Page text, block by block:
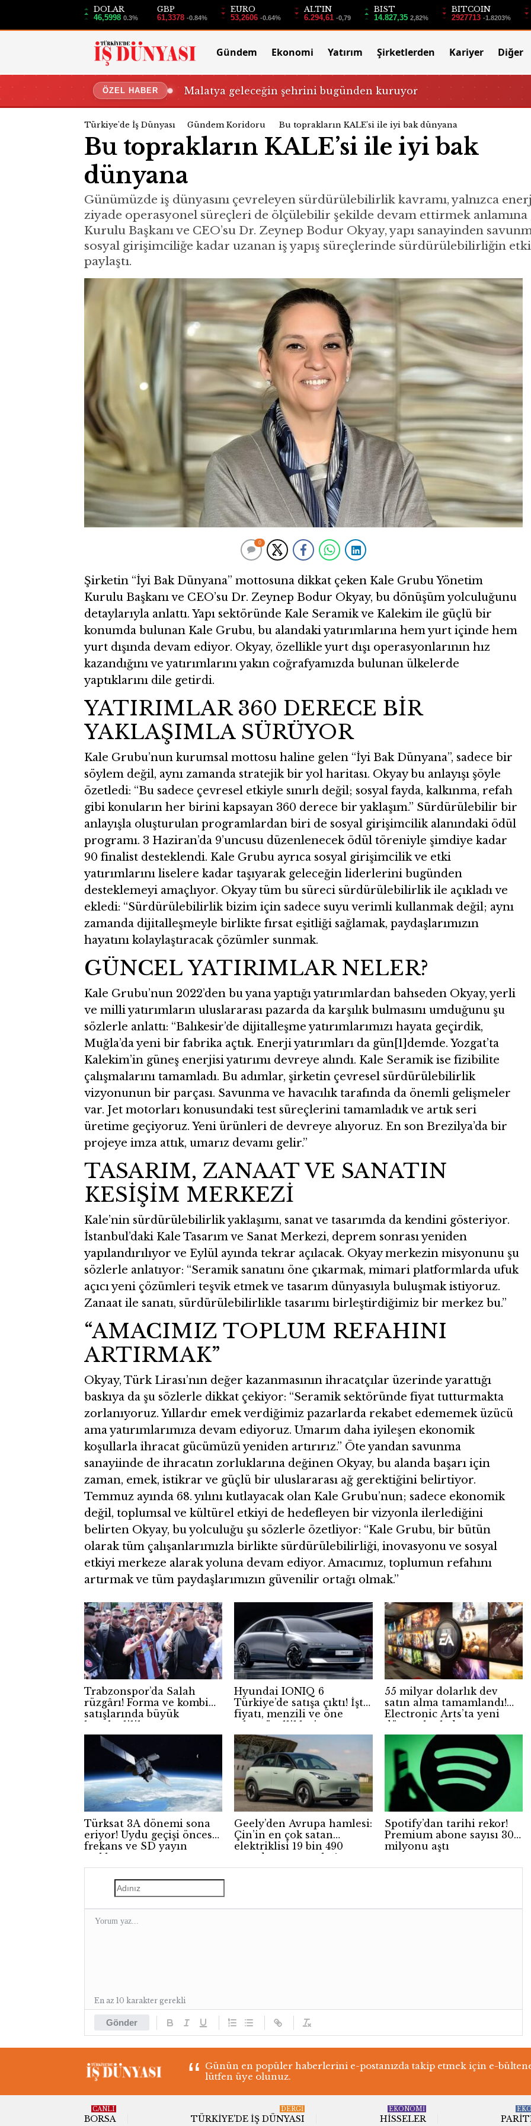
DOLAR
46,5998 0.3%
GBP
61,3378 -0.84%
EURO
53,2606 -0.64%
ALTIN
6.294,61 -0,79
BIST
14.827,35 2,82%
BITCOIN
2927713 -1.8203%
Gündem Ekonomi Yatırım Şirketlerden Kariyer Diğer
ÖZEL HABER Malatya geleceğin şehrini bugünden kuruyor
Türkiye'de İş Dünyası Gündem Koridoru Bu toprakların KALE’si ile iyi bak dünyana
Bu toprakların KALE’si ile iyi bak
dünyana
Günümüzde iş dünyasını çevreleyen sürdürülebilirlik kavramı, yalnızca
ziyade operasyonel süreçleri de ölçülebilir şekilde devam ettirmek
Kurulu Başkanı ve CEO’su Dr. Zeynep Bodur Okyay, yapı sanayinden
sosyal girişimciliğe kadar uzanan iş yapış süreçlerinde sürdürülebilirliğin
paylaştı.
0
Şirketin “İyi Bak Dünyana” mottosuna dikkat çeken Kale Grubu Yönetim
Kurulu Başkanı ve CEO’su Dr. Zeynep Bodur Okyay, bu dönüşüm yolculuğunu
detaylarıyla anlattı. Yapı sektöründe Kale Seramik ve Kalekim ile güçlü bir
konumda bulunan Kale Grubu, bu alandaki yatırımlarına hem yurt içinde hem
yurt dışında devam ediyor. Okyay, özellikle yurt dışı operasyonlarının hız
kazandığını ve yatırımlarını yakın coğrafyamızda bulunan ülkelerde
yaptıklarını dile getirdi.
YATIRIMLAR 360 DERECE BİR
YAKLAŞIMLA SÜRÜYOR
Kale Grubu’nun kurumsal mottosu haline gelen “İyi Bak Dünyana”, sadece bir
söylem değil, aynı zamanda stratejik bir yol haritası. Okyay bu anlayışı şöyle
özetledi: “Bu sadece çevresel etkiyle sınırlı değil; sosyal fayda, kalkınma, refah
gibi konuların her birini kapsayan 360 derece bir yaklaşım.” Sürdürülebilir bir
anlayışla oluşturulan programlardan biri de sosyal girişimcilik alanındaki ödül
programı. 3 Haziran’da 9’uncusu düzenlenecek ödül töreniyle şimdiye kadar
90 finalist desteklendi. Kale Grubu ayrıca sosyal girişimcilik ve etki
yatırımlarını liselere kadar taşıyarak geleceğin liderlerini bugünden
desteklemeyi amaçlıyor. Okyay tüm bu süreci sürdürülebilirlik ile açıkladı ve
ekledi: “Sürdürülebilirlik bizim için sadece suyu verimli kullanmak değil; aynı
zamanda dijitalleşmeyle birlikte fırsat eşitliği sağlamak, paydaşlarımızın
hayatını kolaylaştıracak çözümler sunmak.
GÜNCEL YATIRIMLAR NELER?
Kale Grubu’nun 2022’den bu yana yaptığı yatırımlardan bahseden Okyay, yerli
ve milli yatırımların uluslararası pazarda da karşılık bulmasını umduğunu şu
sözlerle anlattı: “Balıkesir’de dijitalleşme yatırımlarımızı hayata geçirdik,
Muğla’da yeni bir fabrika açtık. Enerji yatırımları da gün[1]demde. Yozgat’ta
Kalekim’in güneş enerjisi yatırımı devreye alındı. Kale Seramik ise fizibilite
çalışmalarını tamamladı. Bu adımlar, şirketin çevresel sürdürülebilirlik
vizyonunun bir parçası. Savunma ve havacılık tarafında da önemli gelişmeler
var. Jet motorları konusundaki test süreçlerini tamamladık ve artık seri
üretime geçiyoruz. Yeni ürünleri de devreye alıyoruz. En son Brezilya’da bir
projeye imza attık, umarız devamı gelir.”
TASARIM, ZANAAT VE SANATIN
KESİŞİM MERKEZİ
Kale’nin sürdürülebilirlik yaklaşımı, sanat ve tasarımda da kendini gösteriyor.
İstanbul’daki Kale Tasarım ve Sanat Merkezi, deprem sonrası yeniden
yapılandırılıyor ve Eylül ayında tekrar açılacak. Okyay merkezin misyonunu şu
sözlerle anlatıyor: “Seramik sanatını öne çıkarmak, mimari platformlarda ufuk
açıcı yeni çözümleri teşvik etmek ve tasarım dünyasıyla buluşmak istiyoruz.
Zanaat ile sanatı, sürdürülebilirlikle tasarımı birleştirdiğimiz bir merkez bu.”
“AMACIMIZ TOPLUM REFAHINI
ARTIRMAK”
Okyay, Türk Lirası’nın değer kazanmasının ihracatçılar üzerinde yarattığı
baskıya da şu sözlerle dikkat çekiyor: “Seramik sektöründe fiyat tutturmakta
zorlanıyoruz. Yıllardır emek verdiğimiz pazarlarda rekabet edememek üzücü
ama yatırımlarımıza devam ediyoruz. Umarım daha iyileşen ekonomik
koşullarla ihracat gücümüzü yeniden artırırız.” Öte yandan savunma
sanayiinde de ihracatın zorluklarına değinen Okyay, bu alanda başarı için
zaman, emek, istikrar ve güçlü bir uluslararası ağ gerektiğini belirtiyor.
Temmuz ayında 68. yılını kutlayacak olan Kale Grubu’nun; sadece ekonomik
değil, toplumsal ve kültürel etkiyi de hedefleyen bir vizyonla ilerlediğini
belirten Okyay, bu yolculuğu şu sözlerle özetliyor: “Kale Grubu, bir bütün
olarak tüm çalışanlarımızla birlikte sürdürülebilirliği, inovasyonu ve sosyal
etkiyi merkeze alarak yoluna devam ediyor. Amacımız, toplumun refahını
artırmak ve tüm paydaşlarımızın güvenilir ortağı olmak.”
Trabzonspor’da Salah
rüzgârı! Forma ve kombine
satışlarında büyük
hareketlilik
Hyundai IONIQ 6
Türkiye’de satışa çıktı! İşte
fiyatı, menzili ve öne
çıkan özellikleri
55 milyar dolarlık dev
satın alma tamamlandı!
Electronic Arts’ta yeni
dönem başladı
Türksat 3A dönemi sona
eriyor! Uydu geçişi öncesi
frekans ve SD yayın
açıklaması
Geely’den Avrupa hamlesi:
Çin’in en çok satan
elektriklisi 19 bin 490
eurodan satışa çıktı!
Spotify’dan tarihi rekor!
Premium abone sayısı 300
milyonu aştı
Gönder
En az 10 karakter gerekli
Günün en popüler haberlerini e-postanızda takip etmek için e-
lütfen üye olunuz.
BORSA
CANLI
TÜRKIYE'DE İŞ DÜNYASI
DERGI
HISSELER
EKONOMİ